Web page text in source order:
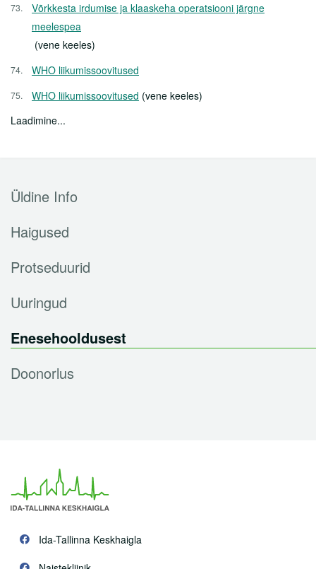
Üldine Info
Haigused
Protseduurid
Uuringud
Enesehooldusest
Doonorlus
Võrkkesta irdumise ja klaaskeha operatsiooni järgne
meelespea
(vene keeles)
WHO liikumissoovitused
WHO liikumissoovitused (vene keeles)
Laadimine...
Ida-Tallinna Keskhaigla